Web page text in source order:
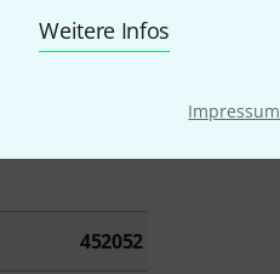
Weitere Infos
Impressum
452052